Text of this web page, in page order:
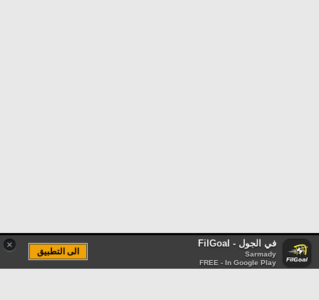
× في الجول - FilGoal
Sarmady
FREE - In Google Play
الى التطبيق